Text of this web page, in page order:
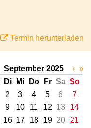
Termin herunterladen
September 2025
Di Mi Do Fr Sa So
2 3 4 5 6
7
9 10 11 12 13
14
16 17 18 19 20
21
› »